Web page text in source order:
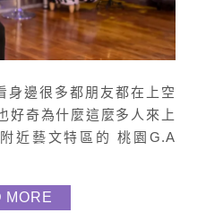
身邊很多都朋友都在上空
好奇為什麼這麼多人來上
近藝文特區的 桃園G.A
以來上課體驗 來到教室的
有壯觀到 進門的左側是放
MORE